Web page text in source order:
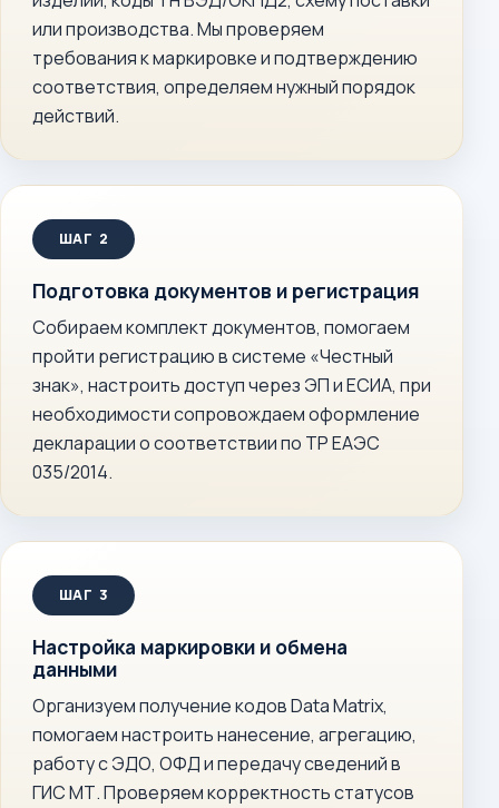
или производства. Мы проверяем
требования к маркировке и подтверждению
соответствия, определяем нужный порядок
действий.
Подготовка документов и регистрация
Собираем комплект документов, помогаем
пройти регистрацию в системе «Честный
знак», настроить доступ через ЭП и ЕСИА, при
необходимости сопровождаем оформление
декларации о соответствии по ТР ЕАЭС
035/2014.
Настройка маркировки и обмена
данными
Организуем получение кодов Data Matrix,
помогаем настроить нанесение, агрегацию,
работу с ЭДО, ОФД и передачу сведений в
ГИС МТ. Проверяем корректность статусов